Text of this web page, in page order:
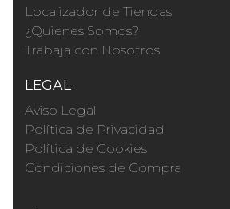
Localizador de Tiendas
¿Quienes Somos?
Trabaja con Nosotros
LEGAL
Aviso Legal
Política de Privacidad
Política de Cookies
Condiciones de Compra